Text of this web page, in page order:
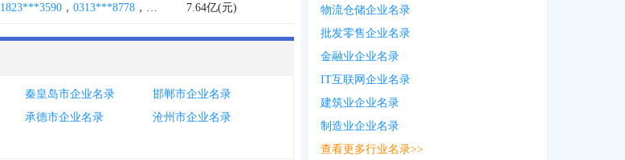
1823***3590 ， 0313***8778 ， 0311****0098
7.64亿(元)
秦皇岛市企业名录
邯郸市企业名录
承德市企业名录
沧州市企业名录
物流仓储企业名录
批发零售企业名录
金融业企业名录
IT互联网企业名录
建筑业企业名录
制造业企业名录
查看更多行业名录>>